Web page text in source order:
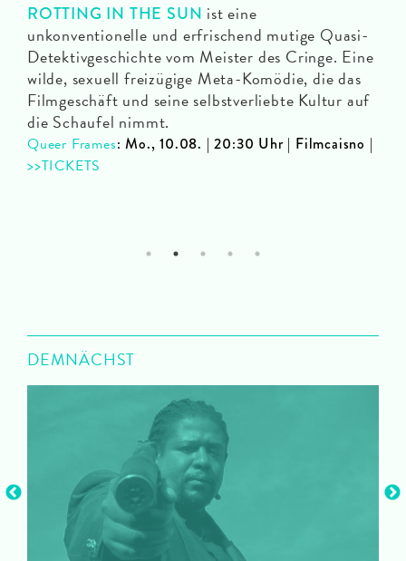
ROTTING IN THE SUN ist eine
unkonventionelle und erfrischend mutige Quasi-
Detektivgeschichte vom Meister des Cringe. Eine
wilde, sexuell freizügige Meta-Komödie, die das
Filmgeschäft und seine selbstverliebte Kultur auf
die Schaufel nimmt.
Queer Frames: Mo., 10.08. | 20:30 Uhr | Filmcaisno |
>>TICKETS
1 2 3 4 5
DEMNÄCHST